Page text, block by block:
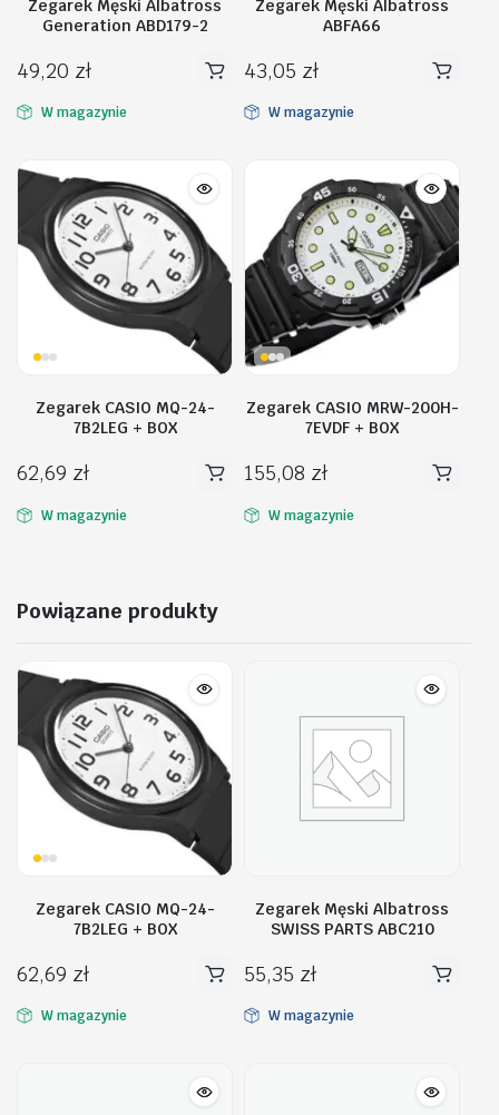
Zegarek Męski Albatross
Generation ABD179-2
49,20 zł
W magazynie
Zegarek Męski Albatross
ABFA66
43,05 zł
W magazynie
Zegarek CASIO MQ-24-
7B2LEG + BOX
62,69 zł
W magazynie
Zegarek CASIO MRW-200H-
7EVDF + BOX
155,08 zł
W magazynie
Powiązane produkty
Zegarek CASIO MQ-24-
7B2LEG + BOX
62,69 zł
W magazynie
Zegarek Męski Albatross
SWISS PARTS ABC210
55,35 zł
W magazynie